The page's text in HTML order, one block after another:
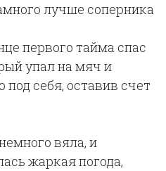
лучше соперника
первого тайма спас
упал на мяч и
под себя, оставив счет
вяла, и
жаркая погода,